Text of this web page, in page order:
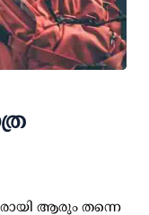
ആരും തന്നെ